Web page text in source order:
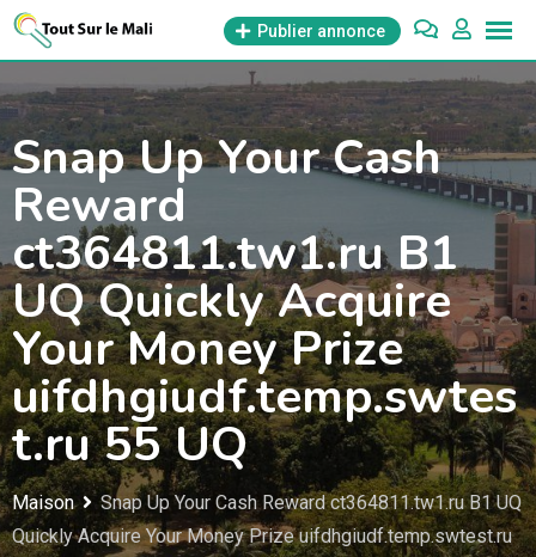
Aller
contenu
Publier annonce
Snap Up Your Cash
Reward
ct364811.tw1.ru B1
UQ Quickly Acquire
Your Money Prize
uifdhgiudf.temp.swtes
t.ru 55 UQ
Maison
Snap Up Your Cash Reward ct364811.tw1.ru B1 UQ
Quickly Acquire Your Money Prize uifdhgiudf.temp.swtest.ru